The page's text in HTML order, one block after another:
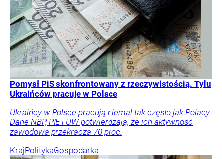
Pomysł PiS skonfrontowany z rzeczywistością. Tylu
Ukraińców pracuje w Polsce
Ukraińcy w Polsce pracują niemal tak często jak Polacy.
Dane NBP, PIE i UW potwierdzają, że ich aktywność
zawodowa przekracza 70 proc.
KrajPolitykaGospodarka